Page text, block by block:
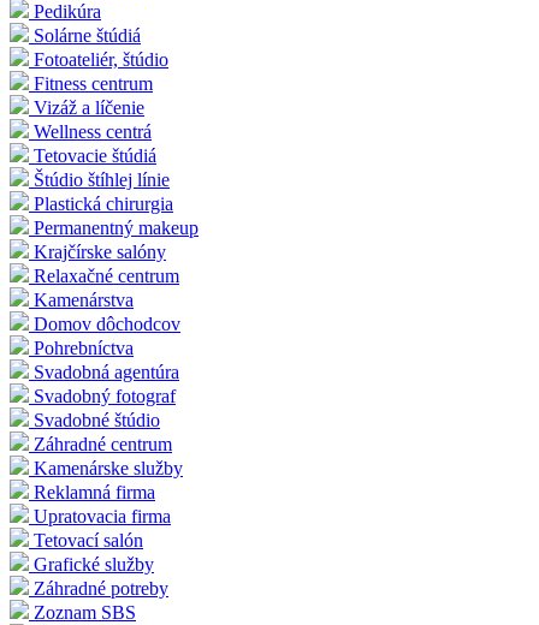
Pedikúra
Solárne štúdiá
Fotoateliér, štúdio
Fitness centrum
Vizáž a líčenie
Wellness centrá
Tetovacie štúdiá
Štúdio štíhlej línie
Plastická chirurgia
Permanentný makeup
Krajčírske salóny
Relaxačné centrum
Kamenárstva
Domov dôchodcov
Pohrebníctva
Svadobná agentúra
Svadobný fotograf
Svadobné štúdio
Záhradné centrum
Kamenárske služby
Reklamná firma
Upratovacia firma
Tetovací salón
Grafické služby
Záhradné potreby
Zoznam SBS